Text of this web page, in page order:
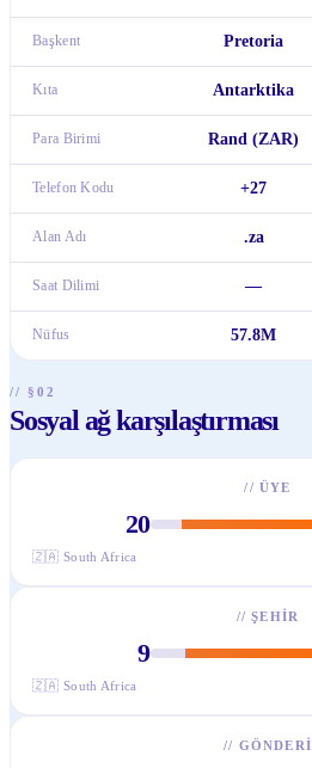
Başkent Pretoria
Kıta Antarktika
Para Birimi Rand (ZAR)
Telefon Kodu +27
Alan Adı .za
Saat Dilimi —
Nüfus 57.8M
// §02
Sosyal ağ karşılaştırması
// ÜYE
20
🇿🇦 South Africa
//ŞEHIR
9
🇿🇦 South Africa
// GÖNDERI